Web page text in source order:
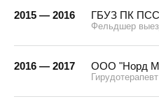
2015 — 2016 ГБУЗ ПК
Фельдшер
2016 — 2017 ООО "Норд
Гирудотерапевт